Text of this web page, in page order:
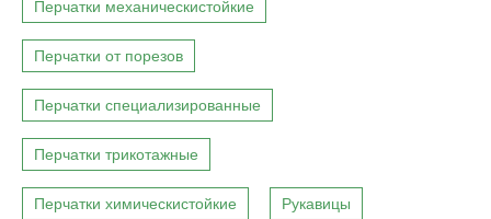
Перчатки механическистойкие
Перчатки от порезов
Перчатки специализированные
Перчатки трикотажные
Перчатки химическистойкие Рукавицы